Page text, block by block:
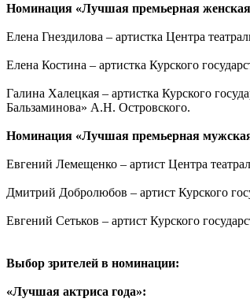
Номинация «Лучшая премьерная женская
Елена Гнездилова – артистка Центра
Елена Костина – артистка Курского
Галина Халецкая – артистка Курского
Бальзаминова» А.Н. Островского.
Номинация «Лучшая премьерная
Евгений Лемещенко – артист Центра
Дмитрий Добролюбов – артист Курского
Евгений Сетьков – артист Курского
Выбор зрителей в номинации:
«Лучшая актриса года»: